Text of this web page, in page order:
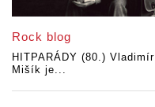
Rock blog
HITPARÁDY (80.) Vladimír
Mišík je...